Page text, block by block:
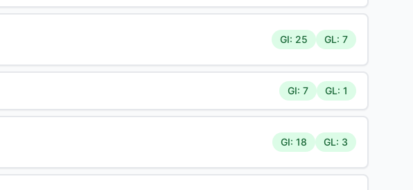
GI: 25 GL: 7
GI: 7 GL: 1
GI: 18 GL: 3